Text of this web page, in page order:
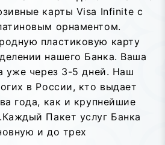
карты Visa Infinite с
орнаментом.
пластиковую карту
нашего Банка. Ваша
уже через 3-5 дней. Наш
в России, кто выдает
года, как и крупнейшие
Пакет услуг Банка
и до трех